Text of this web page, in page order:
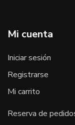
Mi cuenta
Iniciar sesión
Registrarse
Mi carrito
Reserva de